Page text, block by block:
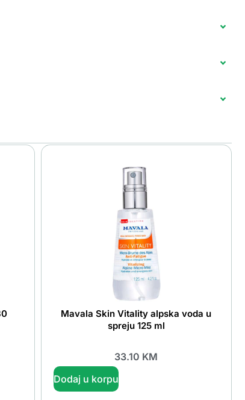
Mavala Skin Vitality alpska voda u
spreju 125 ml
33.10 KM
Dodaj u korpu